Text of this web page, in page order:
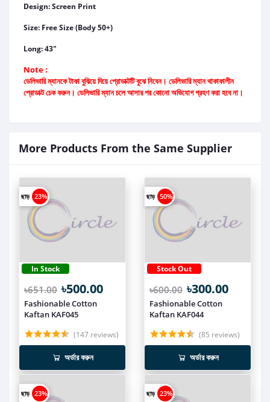
Design: Screen Print
Size: Free Size (Body 50+)
Long: 43"
Note :
ডেলিভারি ম্যানকে টাকা বুঝিয়ে দিয়ে প্রোডাক্টটি বুঝে নিবেন। ডেলিভারি ম্যান থাকাকালীন
প্রোডাক্ট চেক করুন। ডেলিভারি ম্যান চলে আসার পর কোনো অভিযোগ গ্রহণ করা হবে না।
More Products From the Same Supplier
ছাড় 23%
In Stock
৳651.00 ৳500.00
Fashionable Cotton
Kaftan KAF045
(147 reviews)
অর্ডার করুন
ছাড় 50%
Stock Out
৳600.00 ৳300.00
Fashionable Cotton
Kaftan KAF044
(85 reviews)
অর্ডার করুন
ছাড় 23% ছাড় 23%